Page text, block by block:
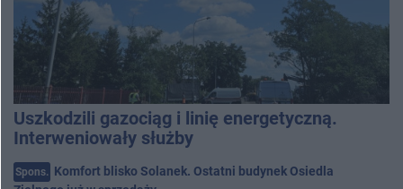
Uszkodzili gazociąg i linię energetyczną.
Interweniowały służby
Spons. Komfort blisko Solanek. Ostatni budynek Osiedla